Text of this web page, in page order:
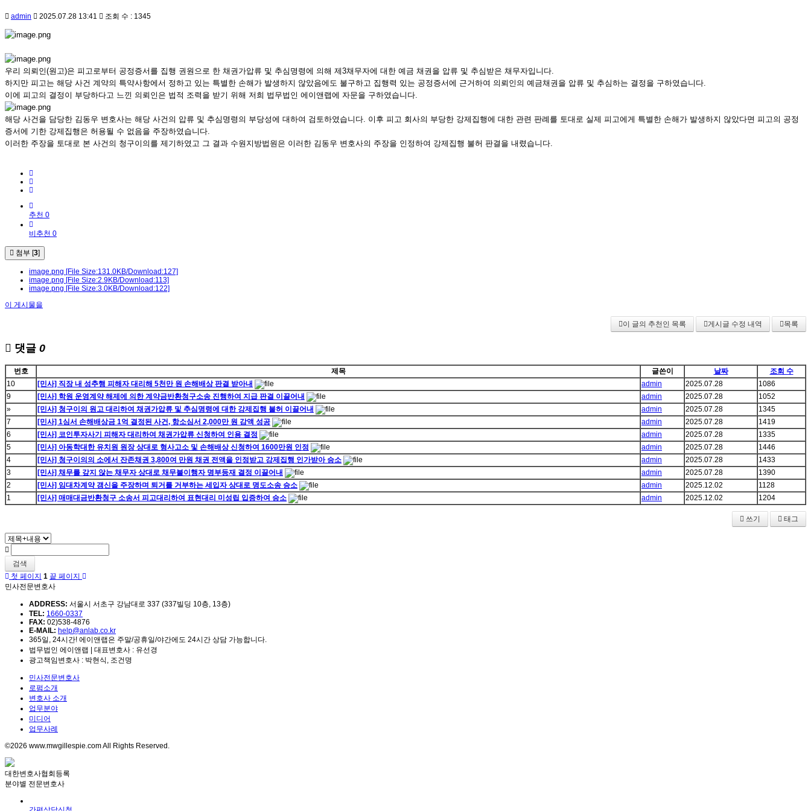
admin 2025.07.28 13:41 조회 수 : 1345
우리 의뢰인(원고)은 피고로부터 공정증서를 집행 권원으로 한 채권가압류 및 추심명령에 의해 제3채무자에 대한 예금 채권을 압류 및 추심받은 채무자입니다.
하지만 피고는 해당 사건 계약의 특약사항에서 정하고 있는 특별한 손해가 발생하지 않았음에도 불구하고 집행력 있는 공정증서에 근거하여 의뢰인의 예금채권을 압류 및 추심하는 결정을 구하였습니다.
이에 피고의 결정이 부당하다고 느낀 의뢰인은 법적 조력을 받기 위해 저희 법무법인 에이앤랩에 자문을 구하였습니다.
해당 사건을 담당한 김동우 변호사는 해당 사건의 압류 및 추심명령의 부당성에 대하여 검토하였습니다. 이후 피고 회사의 부당한 강제집행에 대한 관련 판례를 토대로 실제 피고에게 특별한 손해가 발생하지 않았다면 피고의 공정
증서에 기한 강제집행은 허용될 수 없음을 주장하였습니다.
이러한 주장을 토대로 본 사건의 청구이의를 제기하였고 그 결과 수원지방법원은 이러한 김동우 변호사의 주장을 인정하여 강제집행 불허 판결을 내렸습니다.
추천 0
비추천 0
첨부 [3]
image.png [File Size:131.0KB/Download:127]
image.png [File Size:2.9KB/Download:113]
image.png [File Size:3.0KB/Download:122]
이 게시물을
이 글의 추천인 목록 게시글 수정 내역 목록
댓글 0
번호 제목 글쓴이 날짜
조회 수
10
[민사] 직장 내 성추행 피해자 대리해 5천만 원 손해배상 판결 받아내 admin 2025.07.28
1086
9
[민사] 학원 운영계약 해제에 의한 계약금반환청구소송 진행하여 지급 판결 이끌어내 admin 2025.07.28
1052
»
[민사] 청구이의 원고 대리하여 채권가압류 및 추심명령에 대한 강제집행 불허 이끌어내 admin 2025.07.28
1345
7
[민사] 1심서 손해배상금 1억 결정된 사건, 항소심서 2,000만 원 감액 성공 admin 2025.07.28
1419
6
[민사] 코인투자사기 피해자 대리하여 채권가압류 신청하여 인용 결정 admin 2025.07.28
1335
5
[민사] 아동학대한 유치원 원장 상대로 형사고소 및 손해배상 신청하여 1600만원 인정 admin 2025.07.28
1446
4
[민사] 청구이의의 소에서 잔존채권 3,800여 만원 채권 전액을 인정받고 강제집행 인가받아 승소 admin 2025.07.28
1433
3
[민사] 채무를 갚지 않는 채무자 상대로 채무불이행자 명부등재 결정 이끌어내 admin 2025.07.28
1390
2
[민사] 임대차계약 갱신을 주장하며 퇴거를 거부하는 세입자 상대로 명도소송 승소 admin 2025.12.02
1128
1
[민사] 매매대금반환청구 소송서 피고대리하여 표현대리 미성립 입증하여 승소 admin 2025.12.02 1204
쓰기 태그
검색
첫 페이지 1 끝 페이지
민사전문변호사
ADDRESS: 서울시 서초구 강남대로 337 (337빌딩 10층, 13층)
TEL: 1660-0337
FAX: 02)538-4876
E-MAIL: help@anlab.co.kr
365일, 24시간! 에이앤랩은 주말/공휴일/야간에도 24시간 상담 가능합니다.
법무법인 에이앤랩 | 대표변호사 : 유선경
광고책임변호사 : 박현식, 조건명
민사전문변호사
로펌소개
변호사 소개
업무분야
미디어
업무사례
©2026 www.mwgillespie.com All Rights Reserved.
대한변호사협회등록
분야별 전문변호사